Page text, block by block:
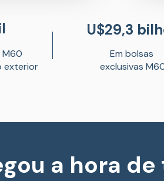
U$29,3
exterior
Em bolsas
exclusivas
a hora